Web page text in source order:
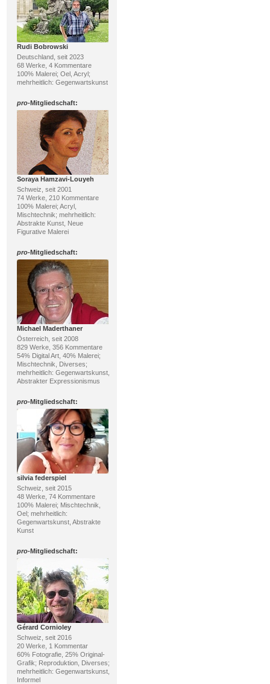
Rudi Bobrowski
Deutschland, seit 2023
68 Werke, 4 Kommentare
100% Malerei; Oel, Acryl;
mehrheitlich: Gegenwartskunst
pro-Mitgliedschaft:
Soraya Hamzavi-Louyeh
Schweiz, seit 2001
74 Werke, 210 Kommentare
100% Malerei; Acryl,
Mischtechnik; mehrheitlich:
Abstrakte Kunst, Neue
Figurative Malerei
pro-Mitgliedschaft:
Michael Maderthaner
Österreich, seit 2008
829 Werke, 356 Kommentare
54% Digital Art, 40% Malerei;
Mischtechnik, Diverses;
mehrheitlich: Gegenwartskunst,
Abstrakter Expressionismus
pro-Mitgliedschaft:
silvia federspiel
Schweiz, seit 2015
48 Werke, 74 Kommentare
100% Malerei; Mischtechnik,
Oel; mehrheitlich:
Gegenwartskunst, Abstrakte
Kunst
pro-Mitgliedschaft:
Gérard Cornioley
Schweiz, seit 2016
20 Werke, 1 Kommentar
60% Fotografie, 25% Original-
Grafik; Reproduktion, Diverses;
mehrheitlich: Gegenwartskunst,
Informel